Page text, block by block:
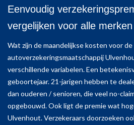
Eenvoudig
vergelijken voor alle merken
Wat zijn de maandelijkse kosten voor de
autoverzekeringsmaatschappij
verschillende variabelen. Een
geboortejaar. 21-jarigen hebben te
dan ouderen / senioren, die veel no-
opgebouwd. Ook ligt de premie wat
Ulvenhout. Verzekeraars doorzoeken